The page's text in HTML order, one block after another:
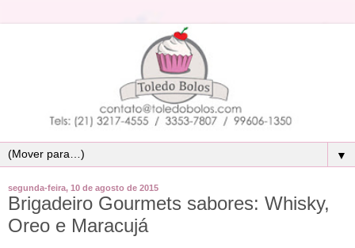
▼
segunda-feira, 10 de agosto de 2015
Brigadeiro Gourmets sabores: Whisky,
Oreo e Maracujá